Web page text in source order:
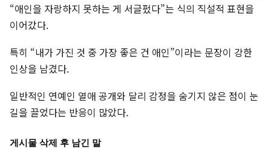
“애인을 자랑하지 못하는 게 서글펐다”는 식의 직설적 표현을
이어갔다.
특히 “내가 가진 것 중 가장 좋은 건 애인”이라는 문장이 강한
인상을 남겼다.
일반적인 연예인 열애 공개와 달리 감정을 숨기지 않은 점이 눈
길을 끌었다는 반응이 많았다.
게시물 삭제 후 남긴 말